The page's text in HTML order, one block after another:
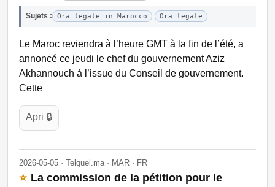
Sujets : Ora legale in Marocco Ora legale
Le Maroc reviendra à l’heure GMT à la fin de l’été, a
annoncé ce jeudi le chef du gouvernement Aziz
Akhannouch à l’issue du Conseil de gouvernement.
Cette
Apri 🔒
2026-05-05 · Telquel.ma · MAR · FR
⭐ La commission de la pétition pour le